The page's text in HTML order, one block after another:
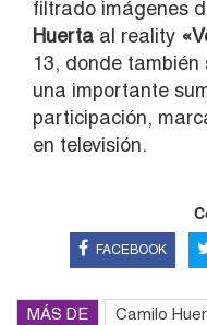
filtrado imágenes
Huerta al reality
13, donde
una importante
participación,
en televisión.
FACEBOOK
MÁS DE Camilo